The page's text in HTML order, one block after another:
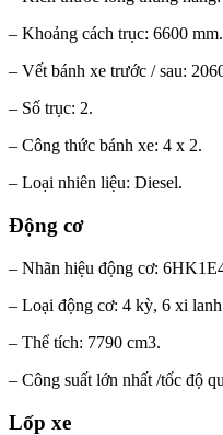
– Khoảng cách trục: 6600 mm.
– Vết bánh xe trước / sau:
– Số trục: 2.
– Công thức bánh xe: 4 x 2.
– Loại nhiên liệu: Diesel.
Động cơ
– Nhãn hiệu động cơ:
– Loại động cơ: 4 kỳ, 6 xi lanh
– Thể tích: 7790 cm3.
– Công suất lớn nhất /tốc độ
Lốp xe